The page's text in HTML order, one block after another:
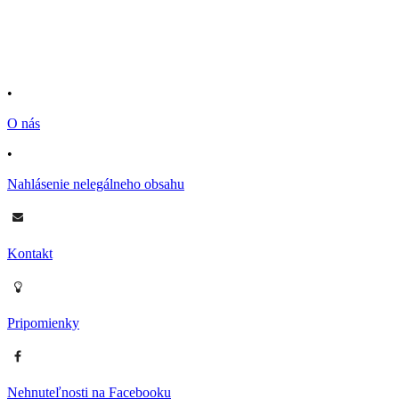
•
O nás
•
Nahlásenie nelegálneho obsahu
Kontakt
Pripomienky
Nehnuteľnosti na Facebooku